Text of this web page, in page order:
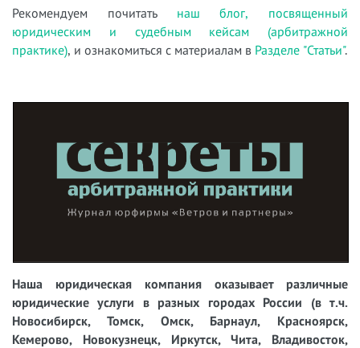
Рекомендуем почитать наш блог, посвященный
юридическим и судебным кейсам (арбитражной
практике), и ознакомиться с материалам в Разделе "Статьи".
Наша юридическая компания оказывает различные
юридические услуги в разных городах России (в т.ч.
Новосибирск, Томск, Омск, Барнаул, Красноярск,
Кемерово, Новокузнецк, Иркутск, Чита, Владивосток,